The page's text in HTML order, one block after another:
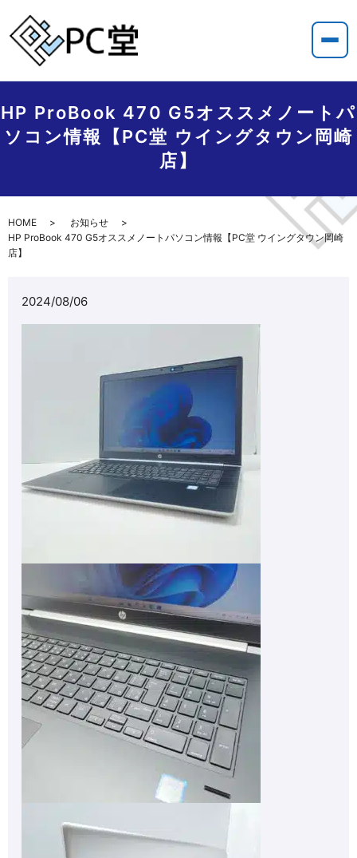
HP ProBook 470 G5オススメノートパ
ソコン情報【PC堂 ウイングタウン岡崎
店】
HOME
お知らせ
HP ProBook 470 G5オススメノートパソコン情報【PC堂 ウイングタウン岡崎
店】
2024/08/06